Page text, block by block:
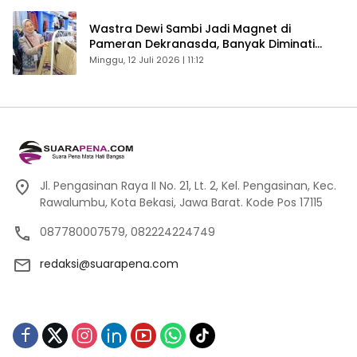
Wastra Dewi Sambi Jadi Magnet di
Pameran Dekranasda, Banyak Diminati
Pengunjung
Minggu, 12 Juli 2026 | 11:12
Jl. Pengasinan Raya II No. 21, Lt. 2, Kel. Pengasinan, Kec.
Rawalumbu, Kota Bekasi, Jawa Barat. Kode Pos 17115
087780007579, 082224224749
redaksi@suarapena.com